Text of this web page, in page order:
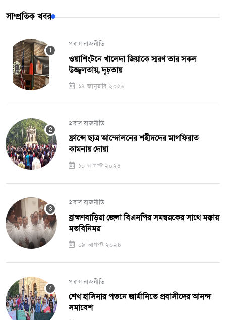
সাম্প্রতিক খবর
প্রবাস রাজনীতি
ওয়াশিংটনে খালেদা জিয়াকে স্মরণ তার সকল
উজ্জ্বলতায়, দৃঢ়তায়
১৪ জানুয়ারি ২০২৬
প্রবাস রাজনীতি
ফ্রান্সে ছাত্র আন্দোলনের শহীদদের মাগফিরাত
কামনায় দোয়া
১০ আগস্ট ২০২৪
প্রবাস রাজনীতি
ব্রাহ্মণবাড়িয়া জেলা বিএনপির সমন্বয়কের সাথে মক্কায়
মতবিনিময়
০৯ আগস্ট ২০২৪
প্রবাস রাজনীতি
শেখ হাসিনার পতনে জার্মানিতে প্রবাসীদের আনন্দ
সমাবেশ